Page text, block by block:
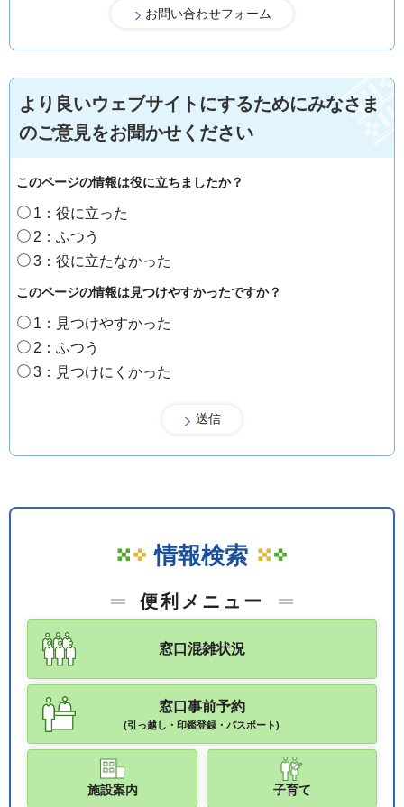
より良いウェブサイトにするためにみなさま
のご意見をお聞かせください
このページの情報は役に立ちましたか？
1：役に立った
2：ふつう
3：役に立たなかった
このページの情報は見つけやすかったですか？
1：見つけやすかった
2：ふつう
3：見つけにくかった
情報検索
便利メニュー
窓口混雑状況
窓口事前予約
(引っ越し・印鑑登録・パスポート)
施設案内 子育て